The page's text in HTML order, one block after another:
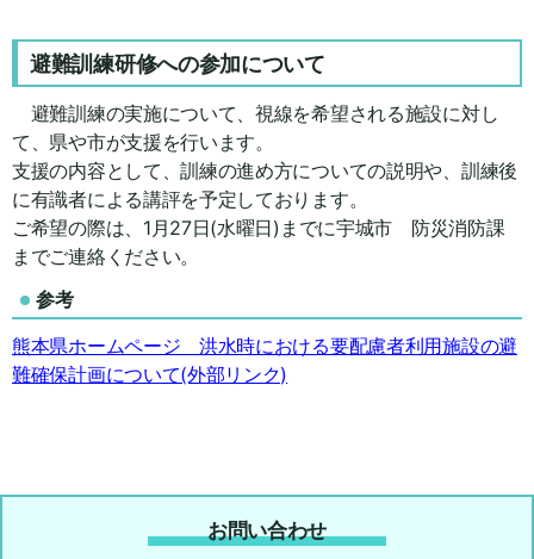
避難訓練研修への参加について
避難訓練の実施について、視線を希望される施設に対し
て、県や市が支援を行います。
支援の内容として、訓練の進め方についての説明や、訓練後
に有識者による講評を予定しております。
ご希望の際は、1月27日(水曜日)までに宇城市 防災消防課
までご連絡ください。
参考
熊本県ホームページ 洪水時における要配慮者利用施設の避
難確保計画について(外部リンク)
お問い合わせ